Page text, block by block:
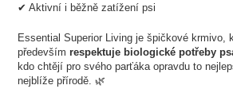
✔ Aktivní i běžně zatížení psi
Essential Superior Living je špičkové krmivo,
předevšímrespektuje biologické potřeby
kdo chtějí pro svého parťáka opravdu to
nejblíže přírodě. 🌿